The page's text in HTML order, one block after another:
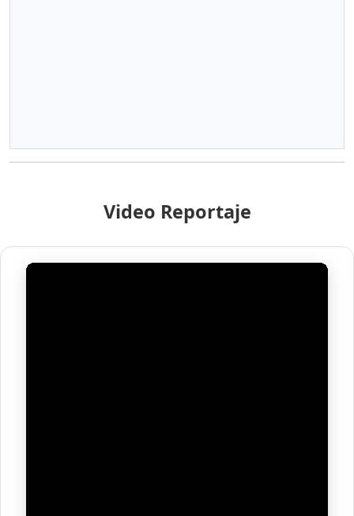
Video Reportaje